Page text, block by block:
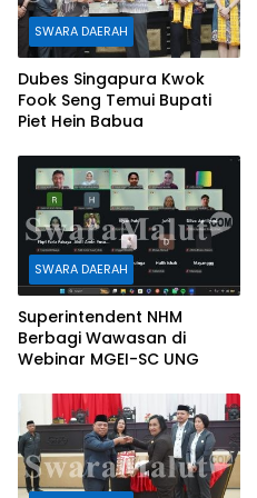
SWARA DAERAH
Dubes Singapura Kwok
Fook Seng Temui Bupati
Piet Hein Babua
SWARA DAERAH
Superintendent NHM
Berbagi Wawasan di
Webinar MGEI-SC UNG